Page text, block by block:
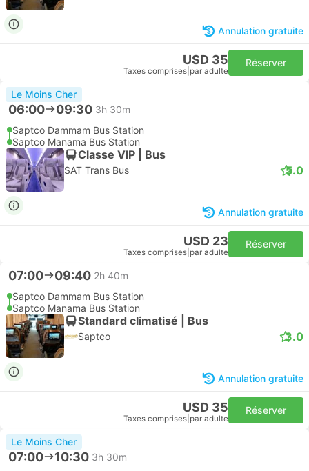
Annulation gratuite
USD 35
Taxes comprises par adulte
Réserver
Le Moins Cher
06:00 09:30 3h 30m
Saptco Dammam Bus Station
Saptco Manama Bus Station
Classe VIP | Bus
SAT Trans Bus 5.0
Annulation gratuite
USD 23
Taxes comprises par adulte
Réserver
07:00 09:40 2h 40m
Saptco Dammam Bus Station
Saptco Manama Bus Station
Standard climatisé | Bus
Saptco 3.0
Annulation gratuite
USD 35
Taxes comprises par adulte
Réserver
Le Moins Cher
07:00 10:30 3h 30m